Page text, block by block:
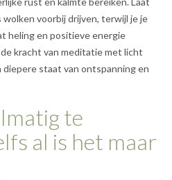
voorbij drijven, terwijl je je
heling en positieve energie
kracht van meditatie met licht
staat van ontspanning en
te
al is het maar